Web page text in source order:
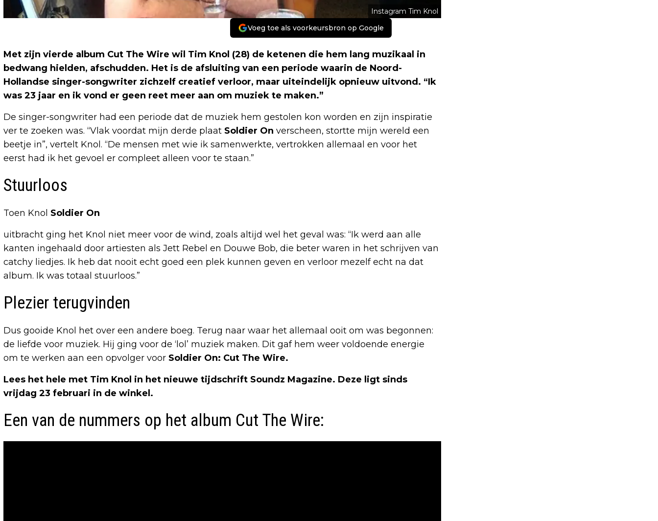
Instagram Tim Knol
Voeg toe als voorkeursbron op Google
Met zijn vierde album Cut The Wire wil Tim Knol (28) de ketenen die hem lang muzikaal in
bedwang hielden, afschudden. Het is de afsluiting van een periode waarin de Noord-
Hollandse singer-songwriter zichzelf creatief verloor, maar uiteindelijk opnieuw uitvond. “Ik
was 23 jaar en ik vond er geen reet meer aan om muziek te maken.”
De singer-songwriter had een periode dat de muziek hem gestolen kon worden en zijn inspiratie
ver te zoeken was. “Vlak voordat mijn derde plaat Soldier On verscheen, stortte mijn wereld een
beetje in”, vertelt Knol. “De mensen met wie ik samenwerkte, vertrokken allemaal en voor het
eerst had ik het gevoel er compleet alleen voor te staan.”
Stuurloos
Toen Knol Soldier On
uitbracht ging het Knol niet meer voor de wind, zoals altijd wel het geval was: “Ik werd aan alle
kanten ingehaald door artiesten als Jett Rebel en Douwe Bob, die beter waren in het schrijven van
catchy liedjes. Ik heb dat nooit echt goed een plek kunnen geven en verloor mezelf echt na dat
album. Ik was totaal stuurloos.”
Plezier terugvinden
Dus gooide Knol het over een andere boeg. Terug naar waar het allemaal ooit om was begonnen:
de liefde voor muziek. Hij ging voor de ‘lol’ muziek maken. Dit gaf hem weer voldoende energie
om te werken aan een opvolger voor Soldier On: Cut The Wire.
Lees het hele met Tim Knol in het nieuwe tijdschrift Soundz Magazine. Deze ligt sinds
vrijdag 23 februari in de winkel.
Een van de nummers op het album Cut The Wire: